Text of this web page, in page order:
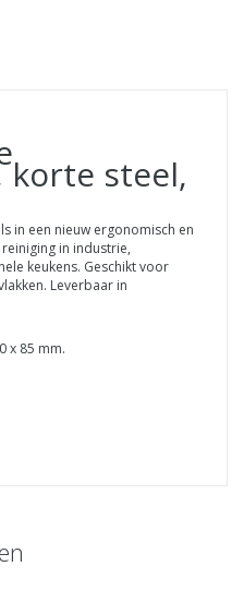
korte steel,
in een nieuw ergonomisch en
in industrie,
keukens. Geschikt voor
Leverbaar in
x 85 mm.